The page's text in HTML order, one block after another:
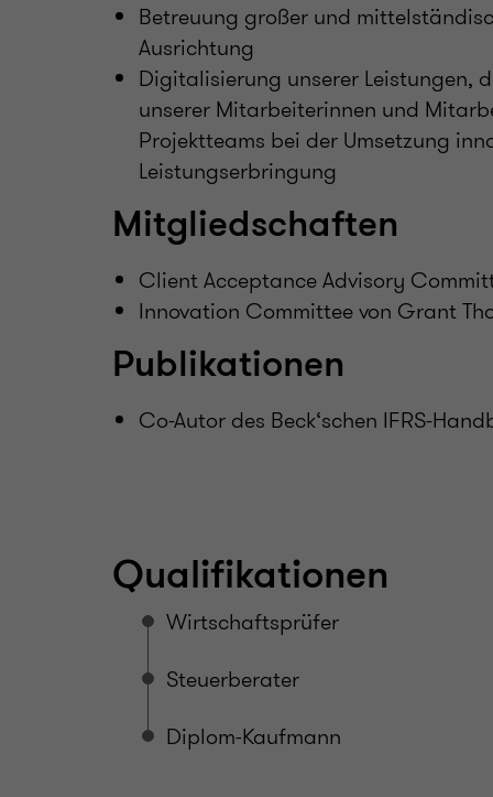
Betreuung großer und
Ausrichtung
Digitalisierung unserer Leistungen,
unserer Mitarbeiterinnen und
Projektteams bei der Umsetzung
Leistungserbringung
Mitgliedschaften
Client Acceptance Advisory
Innovation Committee von Grant
Publikationen
Co-Autor des Beck‘schen IFRS-
Qualifikationen
Wirtschaftsprüfer
Steuerberater
Diplom-Kaufmann